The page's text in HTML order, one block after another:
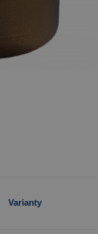
Varianty